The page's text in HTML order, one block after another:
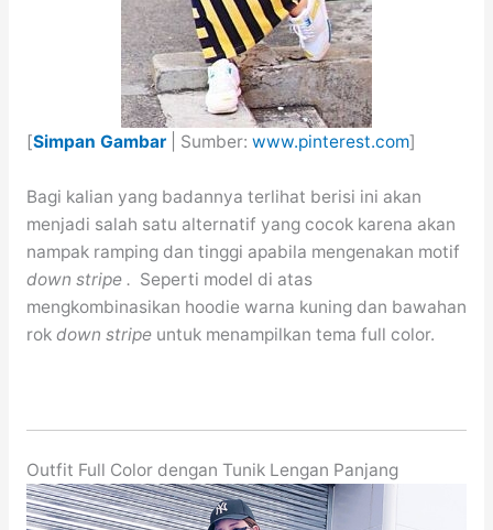
[Simpan Gambar| Sumber: www.pinterest.com]
Bagi kalian yang badannya terlihat berisi ini akan
menjadi salah satu alternatif yang cocok karena akan
nampak ramping dan tinggi apabila mengenakan motif
down stripe . Seperti model di atas
mengkombinasikan hoodie warna kuning dan bawahan
rok down stripeuntuk menampilkan tema full color.
Outfit Full Color dengan Tunik Lengan Panjang